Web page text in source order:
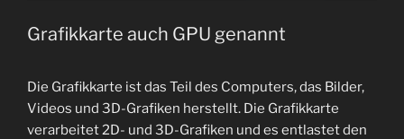
Grafikkarte auch GPU genannt
Die Grafikkarte ist das Teil des Computers, das Bilder,
Videos und 3D-Grafiken herstellt. Die Grafikkarte
verarbeitet 2D- und 3D-Grafiken und es entlastet den